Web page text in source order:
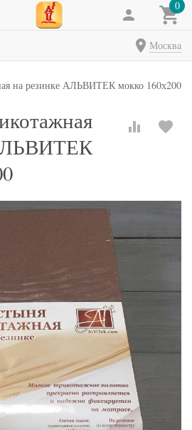
0
Москва
на резинке АЛЬВИТЕК мокко 160х200